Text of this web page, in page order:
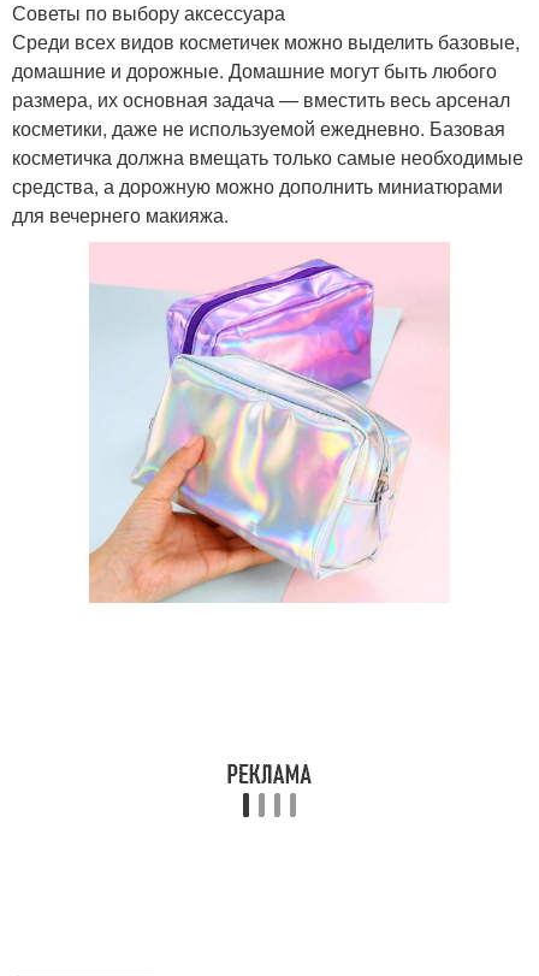
Советы по выбору аксессуара
Среди всех видов косметичек можно выделить базовые,
домашние и дорожные. Домашние могут быть любого
размера, их основная задача — вместить весь арсенал
косметики, даже не используемой ежедневно. Базовая
косметичка должна вмещать только самые необходимые
средства, а дорожную можно дополнить миниатюрами
для вечернего макияжа.